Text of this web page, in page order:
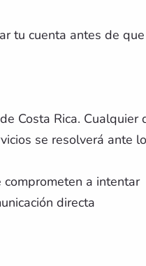
tu cuenta antes de
Costa Rica. Cualquier
se resolverá ante
a intentar
directa